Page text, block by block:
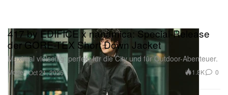
Mode
417 by EDIFICE x nanamica: Special-Release
der GORE-TEX Short Down Jacket
Maximal vielseitig: perfekt für die City und für Outdoor-Abenteuer.
Oct 21, 2025 1.8K 0